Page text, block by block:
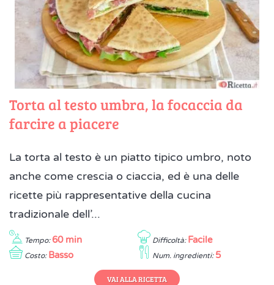
Torta al testo umbra, la focaccia da
farcire a piacere
La torta al testo è un piatto tipico umbro, noto
anche come crescia o ciaccia, ed è una delle
ricette più rappresentative della cucina
tradizionale dell’...
Tempo: 60 min Difficoltà: Facile
Costo: Basso Num. ingredienti: 5
VAI ALLA RICETTA